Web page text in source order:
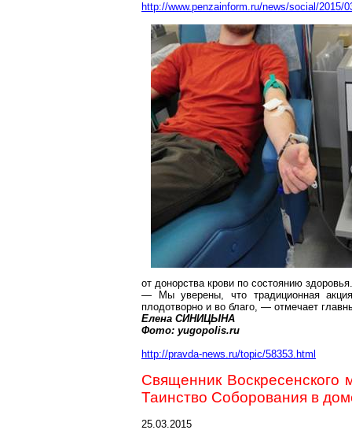
http://www.penzainform.ru/news/social/2015/
от донорства крови по состоянию здоровья.
— Мы уверены, что традиционная акция
плодотворно и во благо, — отмечает
Елена СИНИЦЫНА
Фото: yugopolis.ru
http://pravda-news.ru/topic/58353.html
Священник Воскресенского
Таинство Соборования в
25.03.2015